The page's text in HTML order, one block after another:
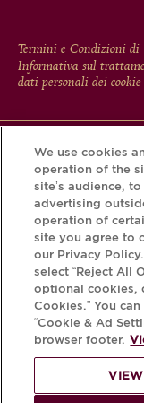
MENU
Termini e Condizioni di
Informativa sul
dati personali dei cookie
Scarichi l'app Krug
la sua
We use cookies
operation of the
site’s audience,
advertising
operation of
site you agree to
our Privacy
select “Reject All
optional cookies,
Cookies.” You
“Cookie & Ad
browser footer.
VIEW